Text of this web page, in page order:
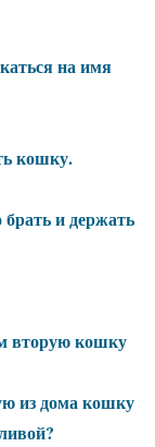
на имя
кошку.
и держать
вторую кошку
из дома кошку